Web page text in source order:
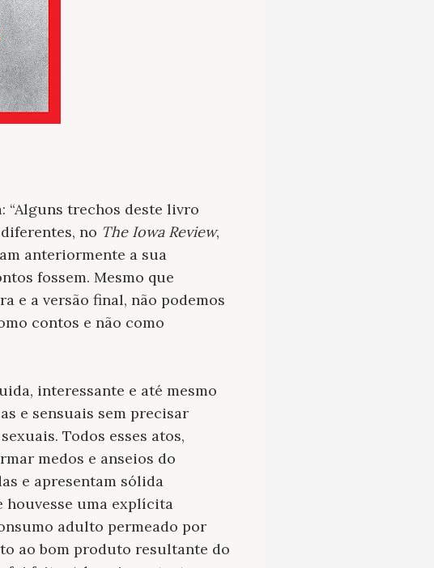
“Alguns trechos deste livro
no The Iowa Review,
anteriormente a sua
fossem. Mesmo que
e a versão final, não podemos
contos e não como
interessante e até mesmo
e sensuais sem precisar
Todos esses atos,
medos e anseios do
e apresentam sólida
houvesse uma explícita
adulto permeado por
ao bom produto resultante do